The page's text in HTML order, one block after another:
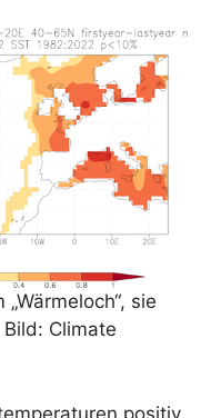
sie
Climate
positiv